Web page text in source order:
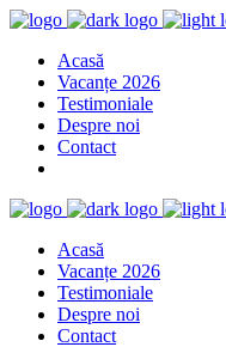
Acasă
Vacanțe 2026
Testimoniale
Despre noi
Contact
Acasă
Vacanțe 2026
Testimoniale
Despre noi
Contact